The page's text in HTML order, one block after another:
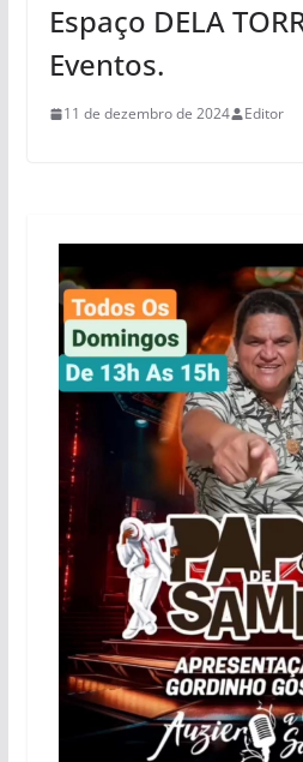
Espaço DELA
Eventos.
11 de dezembro de 2024 Editor